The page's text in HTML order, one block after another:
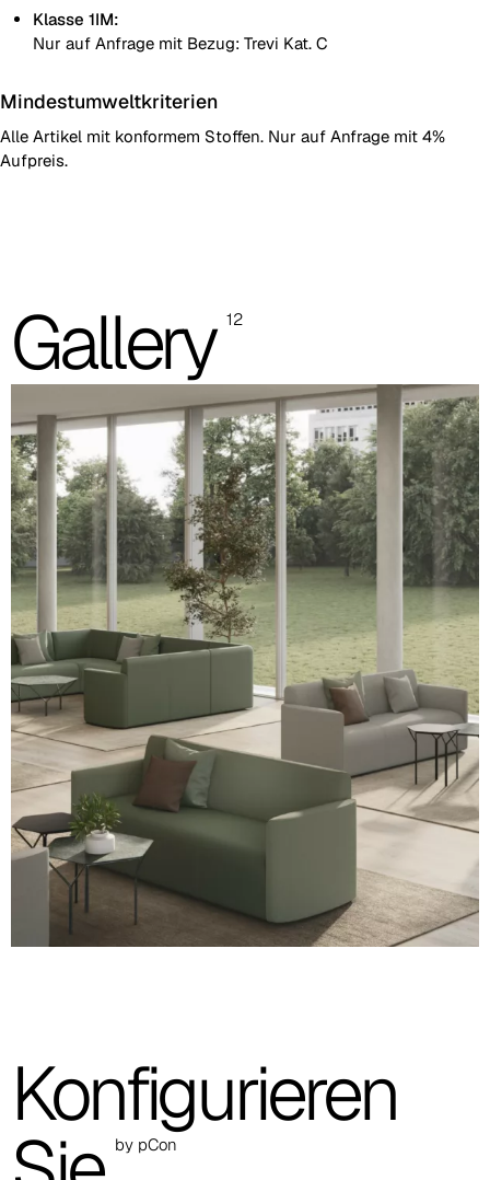
Klasse 1IM:
Nur auf Anfrage mit Bezug: Trevi Kat. C
Mindestumweltkriterien
Alle Artikel mit konformem Stoffen. Nur auf Anfrage mit 4%
Aufpreis.
empfohlen, stets die Musterkarte mit den Originalmustern zu
konsultieren.
Planet (Cat. A - Kunstleder)
A 31F
A 32F
A 39F
A 35F
A 34F
A 38F
A 36F
A 27F
A 26F
3D Fabric (Cat. A - Polyestergewebe)
A 3BE
A 3GR
Gallery 12
Konfigurieren
by pCon